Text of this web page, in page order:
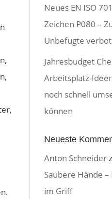
Neues EN ISO
Zeichen P080 –
Unbefugte
Jahresbudget
Arbeitsplatz-
noch schnell
können
Neueste
Anton Schneider
Saubere Hände –
im Griff